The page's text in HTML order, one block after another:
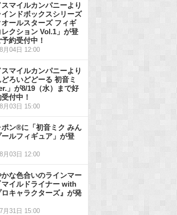
マイルカンパニーより
インドボックスシリーズ
オールスターズ フィギ
レクション Vol.1」が登
約受付中！
月04日 12:00
マイルカンパニーより
どろいどどーる 初音ミ
」が8/19（水）まで好
付中！
月03日 15:00
ポン®に「初音ミク みん
ルフィギュア」が登
月03日 12:00
かな色合いのラインマー
マイルドライナー with
ロキャラクターズ』が発
月31日 15:00